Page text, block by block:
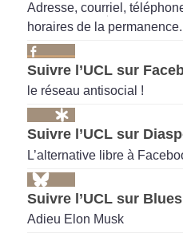
Adresse, courriel,
horaires de la
Suivre l’UCL sur
le réseau antisocial !
Suivre l’UCL sur
L’alternative libre à
Suivre l’UCL sur
Adieu Elon Musk